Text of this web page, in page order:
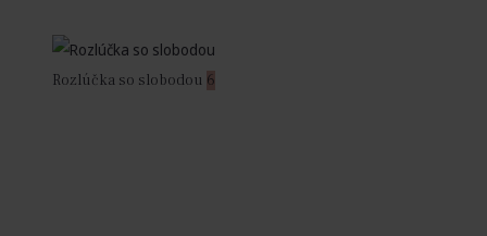
Rozlúčka so slobodou 6